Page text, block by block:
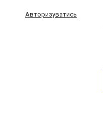
Авторизуватись